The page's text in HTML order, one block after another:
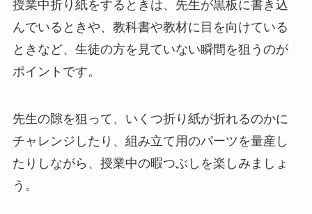
授業中折り紙をするときは、先生が黒板に書き込
んでいるときや、教科書や教材に目を向けている
ときなど、生徒の方を見ていない瞬間を狙うのが
ポイントです。
先生の隙を狙って、いくつ折り紙が折れるのかに
チャレンジしたり、組み立て用のパーツを量産し
たりしながら、授業中の暇つぶしを楽しみましょ
う。